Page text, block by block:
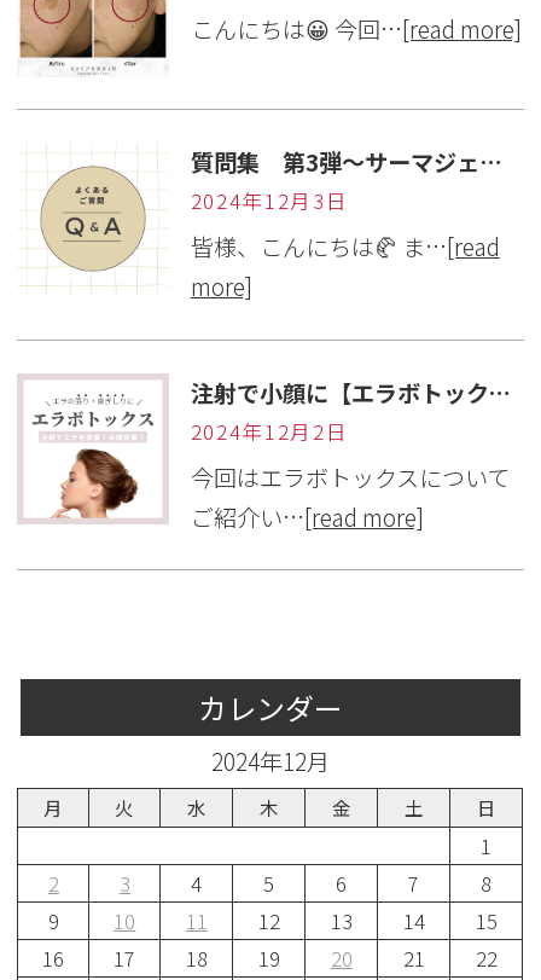
こんにちは😀 今回…[read more]
質問集 第3弾～サーマジェン・サーマニードル編～
2024年12月3日
皆様、こんにちは🥐 ま…[read
more]
注射で小顔に【エラボトックス】
2024年12月2日
今回はエラボトックスについて
ご紹介い…[read more]
カレンダー
2024年12月
月 火 水 木 金 土 日
1
2
3 4 5 6 7
8
9
10 11 12 13 14
15
16
17 18 19 20 21
22